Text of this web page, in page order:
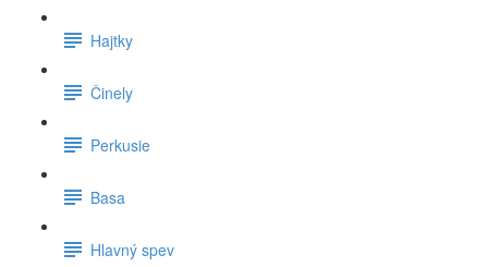
Hajtky
Činely
Perkusie
Basa
Hlavný spev